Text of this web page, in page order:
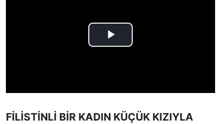
FİLİSTİNLİ BİR KADIN KÜÇÜK KIZIYLA